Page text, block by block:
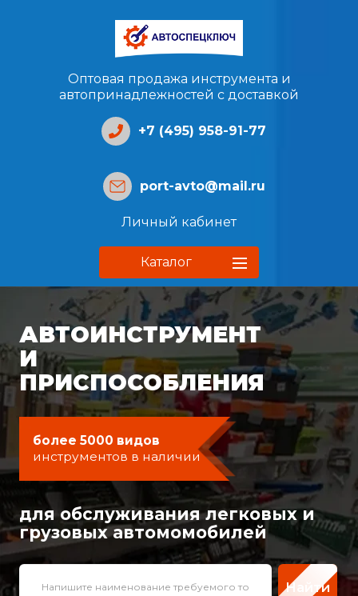
Оптовая продажа инструмента и
автопринадлежностей с доставкой
+7 (495) 958-91-77
port-avto@mail.ru
Личный кабинет
Каталог
АВТОИНСТРУМЕНТ
И
ПРИСПОСОБЛЕНИЯ
более 5000 видов
инструментов в наличии
для обслуживания легковых и
грузовых автомомобилей
Найти